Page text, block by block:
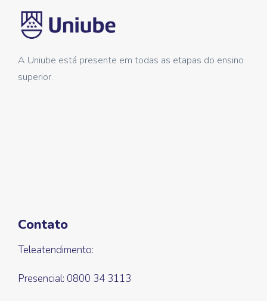
A Uniube está presente em todas as etapas do ensino
superior.
Contato
Teleatendimento:
Presencial: 0800 34 3113